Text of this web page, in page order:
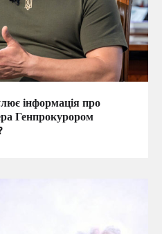
інформація про
Генпрокурором